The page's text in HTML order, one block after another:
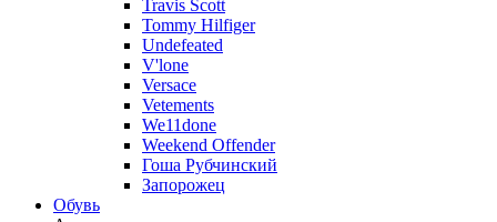
Travis Scott
Tommy Hilfiger
Undefeated
V'lone
Versace
Vetements
We11done
Weekend Offender
Гоша Рубчинский
Запорожец
Обувь